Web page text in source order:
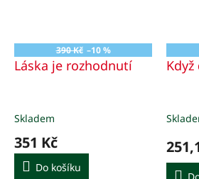
390 Kč –10 %
Láska je rozhodnutí
Skladem
351 Kč
Do košíku